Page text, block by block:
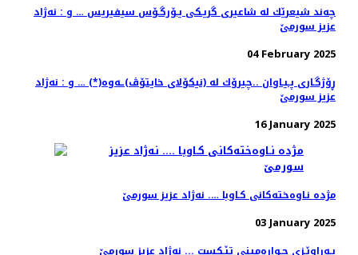
چه‌ند شیعرێك له‌ شاعیری گریـكی یـۆرگـۆس سیفیریس … و : نه‌ژاد
عزیز سورمێ
04 February 2025
ڕۆژگـاری پـیـاوان ..چیرۆك له‌ (نیكۆلای خایتۆڤ)ـه‌وه‌(*) … و ‌: نه‌ژاد
عزیز سورمێ
16 January 2025
مژده‌ نـاوه‌خته‌كانی كـاوبا …. نه‌ژاد عزیز سورمێ
03 January 2025
پـه‌راوێـزی چـواره‌مینی تێـكست ... نه‌ژاد عزیز سورمێ